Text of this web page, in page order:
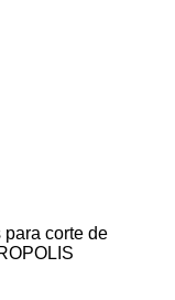
para corte de